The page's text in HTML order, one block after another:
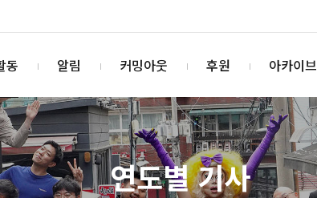
동 알림 커밍아웃 후원 아카이브
연도별 기사